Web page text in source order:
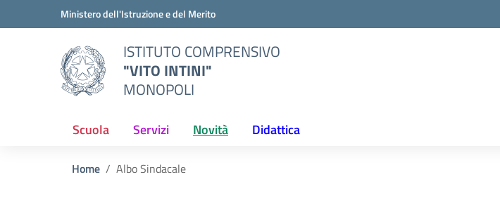
Vai ai contenuti
Vai al menu di navigazioneMinistero dell'Istruzione e del Merito
ISTITUTO COMPRENSIVO
"VITO INTINI"
MONOPOLI
Scuola Servizi Novità Didattica
Home Albo Sindacale